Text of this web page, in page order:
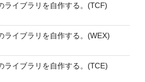
ライブラリを自作する。(TCF)
ライブラリを自作する。(WEX)
ライブラリを自作する。(TCE)